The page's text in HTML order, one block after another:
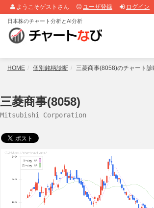
ようこそゲストさん ユーザ登録 ログイン
日本株のチャート分析とAI分析
HOME 個別銘柄診断 三菱商事(8058)のチャート
三菱商事(8058)
Mitsubishi Corporation